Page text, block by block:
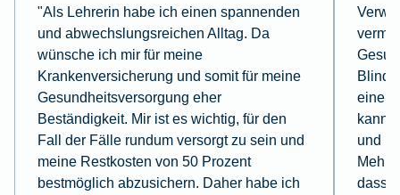
"Als Lehrerin habe ich einen spannenden
und abwechslungsreichen Alltag. Da
wünsche ich mir für meine
Krankenversicherung und somit für meine
Gesundheitsversorgung eher
Beständigkeit. Mir ist es wichtig, für den
Fall der Fälle rundum versorgt zu sein und
meine Restkosten von 50 Prozent
bestmöglich abzusichern. Daher habe ich
eine
kann.
und
dass